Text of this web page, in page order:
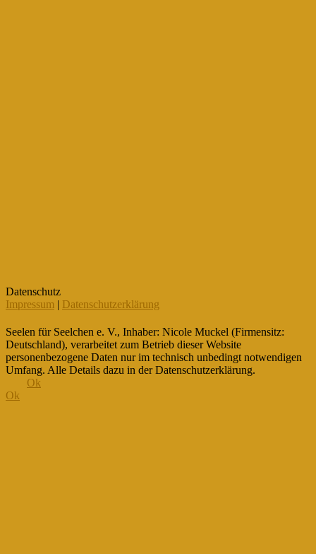
Datenschutz
Impressum | Datenschutzerklärung
Seelen für Seelchen e. V., Inhaber: Nicole Muckel (Firmensitz:
Deutschland), verarbeitet zum Betrieb dieser Website
personenbezogene Daten nur im technisch unbedingt notwendigen
Umfang. Alle Details dazu in der Datenschutzerklärung.
Ok
Ok